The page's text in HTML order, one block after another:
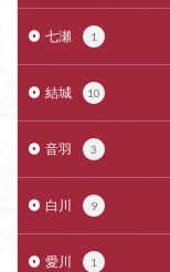
七瀬 1
結城 10
音羽 3
白川 9
愛川 1